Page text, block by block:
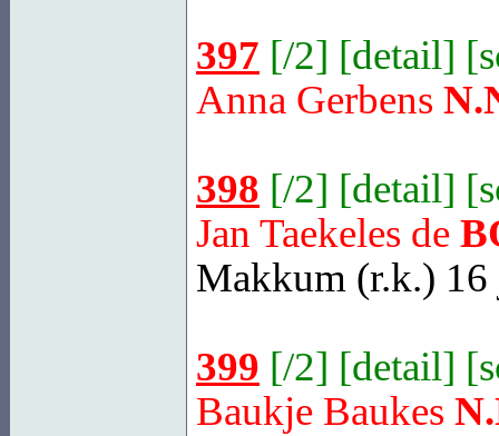
397 [/2] [detail] [
Anna Gerbens
398 [/2] [detail] [
Jan Taekeles de
Makkum (r.k.)
399 [/2] [detail] [
Baukje Baukes